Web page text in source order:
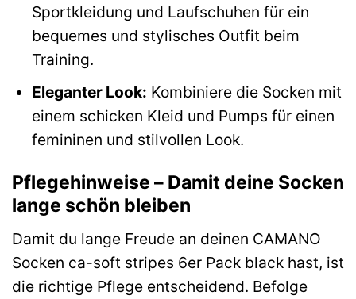
Sportkleidung und Laufschuhen für ein
bequemes und stylisches Outfit beim
Training.
Eleganter Look: Kombiniere die Socken mit
einem schicken Kleid und Pumps für einen
femininen und stilvollen Look.
Pflegehinweise – Damit deine Socken
lange schön bleiben
Damit du lange Freude an deinen CAMANO
Socken ca-soft stripes 6er Pack black hast, ist
die richtige Pflege entscheidend. Befolge